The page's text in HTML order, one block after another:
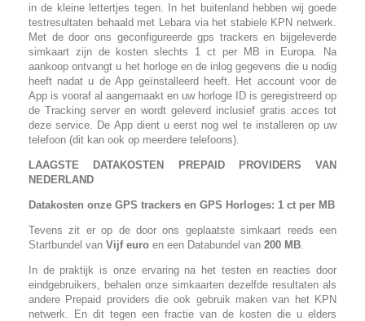
in de kleine lettertjes tegen. In het buitenland hebben wij goede
testresultaten behaald met Lebara via het stabiele KPN netwerk.
Met de door ons geconfigureerde gps trackers en bijgeleverde
simkaart zijn de kosten slechts 1 ct per MB in Europa. Na
aankoop ontvangt u het horloge en de inlog gegevens die u nodig
heeft nadat u de App geïnstalleerd heeft. Het account voor de
App is vooraf al aangemaakt en uw horloge ID is geregistreerd op
de Tracking server en wordt geleverd inclusief gratis acces tot
deze service. De App dient u eerst nog wel te installeren op uw
telefoon (dit kan ook op meerdere telefoons).
LAAGSTE DATAKOSTEN PREPAID PROVIDERS VAN
NEDERLAND
Datakosten onze GPS trackers en GPS Horloges: 1 ct per MB
Tevens zit er op de door ons geplaatste simkaart reeds een
Startbundel van Vijf euro en een Databundel van 200 MB.
In de praktijk is onze ervaring na het testen en reacties door
eindgebruikers, behalen onze simkaarten dezelfde resultaten als
andere Prepaid providers die ook gebruik maken van het KPN
netwerk. En dit tegen een fractie van de kosten die u elders